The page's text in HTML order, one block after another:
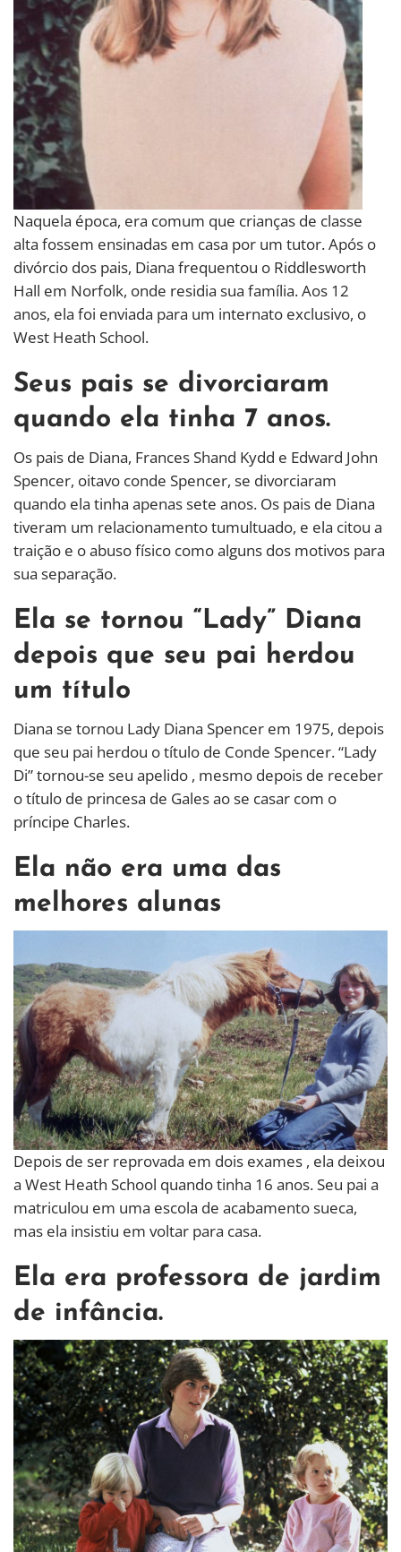
Naquela época, era comum que crianças de classe
alta fossem ensinadas em casa por um tutor. Após o
divórcio dos pais, Diana frequentou o Riddlesworth
Hall em Norfolk, onde residia sua família. Aos 12
anos, ela foi enviada para um internato exclusivo, o
West Heath School.
Seus pais se divorciaram
quando ela tinha 7 anos.
Os pais de Diana, Frances Shand Kydd e Edward John
Spencer, oitavo conde Spencer, se divorciaram
quando ela tinha apenas sete anos. Os pais de Diana
tiveram um relacionamento tumultuado, e ela citou a
traição e o abuso físico como alguns dos motivos para
sua separação.
Ela se tornou “Lady” Diana
depois que seu pai herdou
um título
Diana se tornou Lady Diana Spencer em 1975, depois
que seu pai herdou o título de Conde Spencer. “Lady
Di” tornou-se seu apelido , mesmo depois de receber
o título de princesa de Gales ao se casar com o
príncipe Charles.
Ela não era uma das
melhores alunas
Depois de ser reprovada em dois exames , ela deixou
a West Heath School quando tinha 16 anos. Seu pai a
matriculou em uma escola de acabamento sueca,
mas ela insistiu em voltar para casa.
Ela era professora de jardim
de infância.